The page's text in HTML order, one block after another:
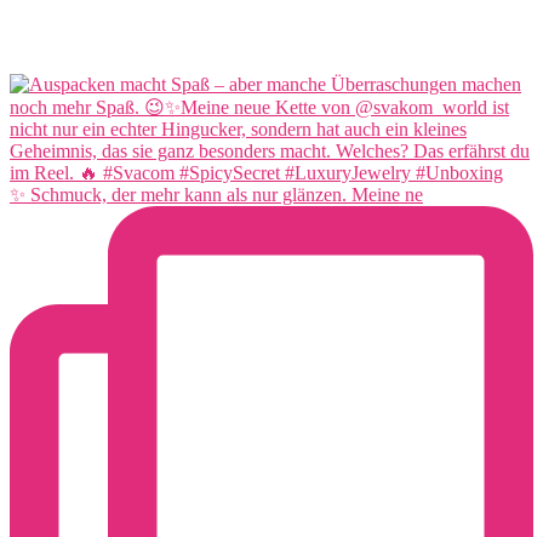
✨ Schmuck, der mehr kann als nur glänzen. Meine ne